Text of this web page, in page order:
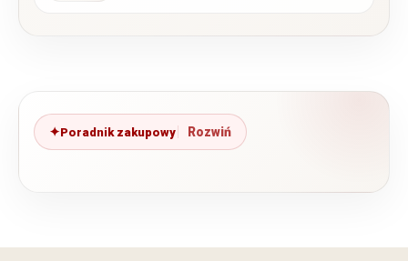
Poradnik zakupowy